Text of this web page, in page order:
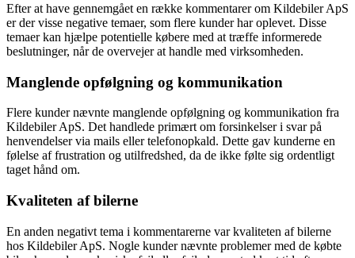
Efter at have gennemgået en række kommentarer om Kildebiler ApS
er der visse negative temaer, som flere kunder har oplevet. Disse
temaer kan hjælpe potentielle købere med at træffe informerede
beslutninger, når de overvejer at handle med virksomheden.
Manglende opfølgning og kommunikation
Flere kunder nævnte manglende opfølgning og kommunikation fra
Kildebiler ApS. Det handlede primært om forsinkelser i svar på
henvendelser via mails eller telefonopkald. Dette gav kunderne en
følelse af frustration og utilfredshed, da de ikke følte sig ordentligt
taget hånd om.
Kvaliteten af bilerne
En anden negativt tema i kommentarerne var kvaliteten af bilerne
hos Kildebiler ApS. Nogle kunder nævnte problemer med de købte